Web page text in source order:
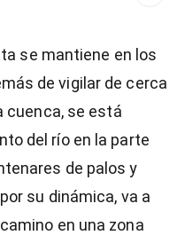
se mantiene en los
de vigilar de cerca
cuenca, se está
del río en la parte
de palos y
su dinámica, va a
en una zona